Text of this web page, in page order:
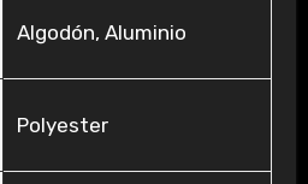
‎Algodón, Aluminio
‎Polyester